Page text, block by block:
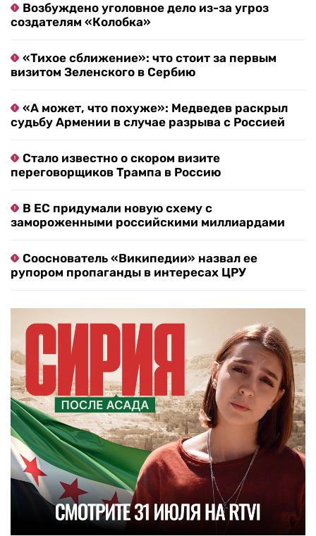
Возбуждено уголовное дело из-за угроз
создателям «Колобка»
«Тихое сближение»: что стоит за первым
визитом Зеленского в Сербию
«А может, что похуже»: Медведев раскрыл
судьбу Армении в случае разрыва с Россией
Стало известно о скором визите
переговорщиков Трампа в Россию
В ЕС придумали новую схему с
замороженными российскими миллиардами
Сооснователь «Википедии» назвал ее
рупором пропаганды в интересах ЦРУ